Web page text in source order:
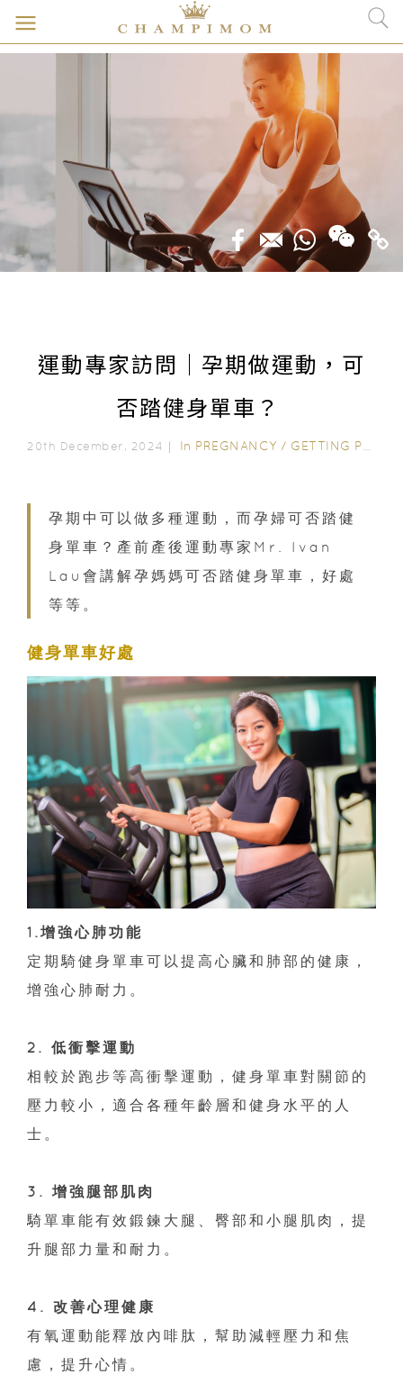
運動專家訪問｜孕期做運動，可
否踏健身單車？
20th December, 2024｜ In PREGNANCY / GETTING PREGNANT
孕期中可以做多種運動，而孕婦可否踏健
身單車？產前產後運動專家Mr. Ivan
Lau會講解孕媽媽可否踏健身單車，好處
等等。
健身單車好處
1.增強心肺功能
定期騎健身單車可以提高心臟和肺部的健康，
增強心肺耐力。
2. 低衝擊運動
相較於跑步等高衝擊運動，健身單車對關節的
壓力較小，適合各種年齡層和健身水平的人
士。
3. 增強腿部肌肉
騎單車能有效鍛鍊大腿、臀部和小腿肌肉，提
升腿部力量和耐力。
4. 改善心理健康
有氧運動能釋放內啡肽，幫助減輕壓力和焦
慮，提升心情。